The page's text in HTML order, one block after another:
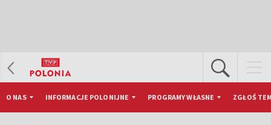
O NAS INFORMACJE POLONIJNE PROGRAMY WŁASNE ZGŁOŚ